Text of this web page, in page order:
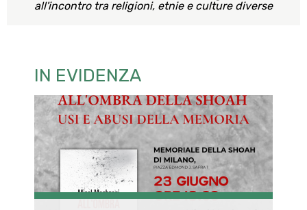
all'incontro tra religioni, etnie e culture diverse
IN EVIDENZA